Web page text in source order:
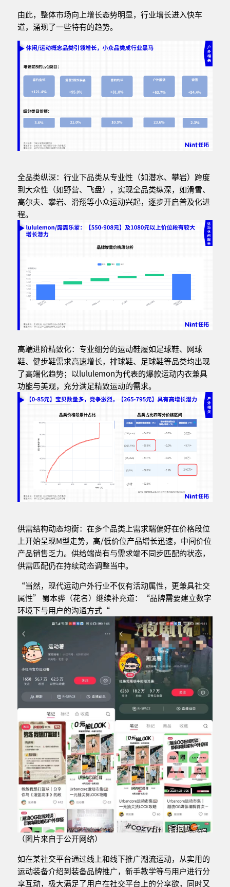
由此，整体市场向上增长态势明显，行业增长进入快车
道，涌现了一些特有的趋势。
全品类纵深：行业下品类从专业性（如潜水、攀岩）跨度
到大众性（如野营、飞盘），实现全品类纵深，如滑雪、
高尔夫、攀岩、滑翔等小众运动兴起，逐步开启普及化进
程。
高端进阶精致化：专业细分的运动鞋履如足球鞋、网球
鞋、健步鞋需求高速增长，排球鞋、足球鞋等品类均出现
了高端化趋势；以lululemon为代表的爆款运动内衣兼具
功能与美观，充分满足精致运动的需求。
供需结构动态均衡：在多个品类上需求端偏好在价格段位
上开始呈现M型走势，高/低价位产品增长迅速，中间价位
产品销售乏力。供给端尚有与需求端不同步匹配的状态，
供需匹配仍在持续动态调整当中。
“当然，现代运动户外行业不仅有活动属性，更兼具社交
属性” 蜀本骅（花名）继续补充道：“品牌需要建立数字
环境下与用户的沟通方式“
（图片来自于公开网络）
如在某社交平台通过线上和线下推广潮流运动，从实用的
运动装备介绍到装备品牌推广，新手教学等与用户进行分
享互动，极大满足了用户在社交平台上的分享欲，同时又